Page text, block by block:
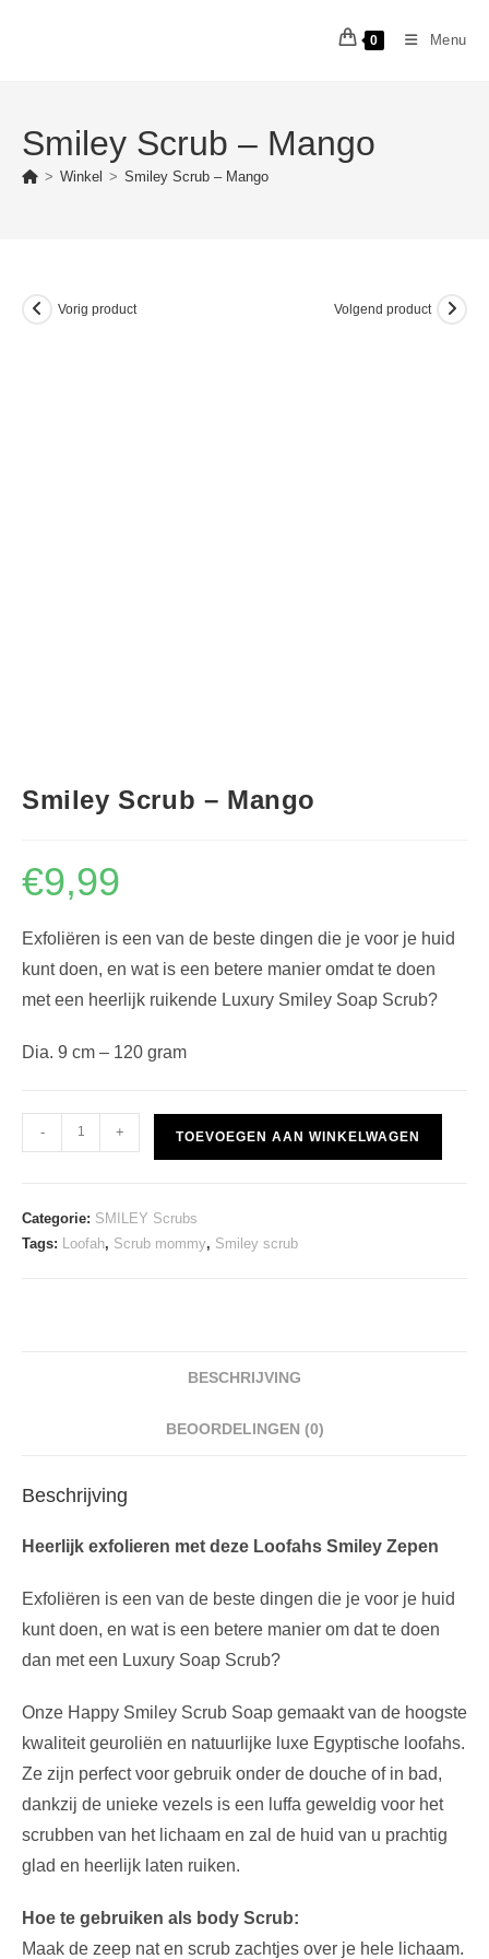
0 Menu
Smiley Scrub – Mango
> Winkel > Smiley Scrub – Mango
Vorig product Volgend product
Smiley Scrub – Mango
€9,99
Exfoliëren is een van de beste dingen die je voor je huid
kunt doen, en wat is een betere manier omdat te doen
met een heerlijk ruikende Luxury Smiley Soap Scrub?
Dia. 9 cm – 120 gram
Scrub
aantal
- + TOEVOEGEN AAN WINKELWAGEN
Categorie: SMILEY Scrubs
Tags:
Loofah, Scrub mommy, Smiley scrub
BESCHRIJVING
BEOORDELINGEN (0)
Beschrijving
Heerlijk exfolieren met deze Loofahs Smiley Zepen
Exfoliëren is een van de beste dingen die je voor je huid
kunt doen, en wat is een betere manier om dat te doen
dan met een Luxury Soap Scrub?
Onze Happy Smiley Scrub Soap gemaakt van de hoogste
kwaliteit geuroliën en natuurlijke luxe Egyptische loofahs.
Ze zijn perfect voor gebruik onder de douche of in bad,
dankzij de unieke vezels is een luffa geweldig voor het
scrubben van het lichaam en zal de huid van u prachtig
glad en heerlijk laten ruiken.
Hoe te gebruiken als body Scrub:
Maak de zeep nat en scrub zachtjes over je hele lichaam.